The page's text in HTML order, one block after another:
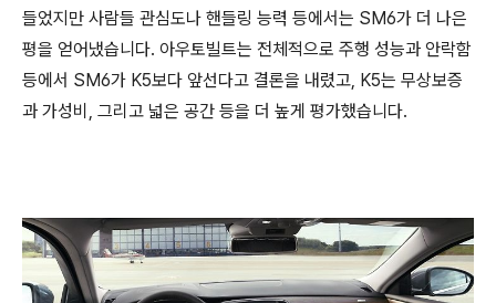
들었지만 사람들 관심도나 핸들링 능력 등에서는 SM6가 더 나은
평을 얻어냈습니다. 아우토빌트는 전체적으로 주행 성능과 안락함
등에서 SM6가 K5보다 앞선다고 결론을 내렸고, K5는 무상보증
과 가성비, 그리고 넓은 공간 등을 더 높게 평가했습니다.